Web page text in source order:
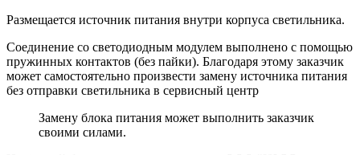
Размещается источник питания внутри корпуса светильника.
Соединение со светодиодным модулем выполнено с помощью
пружинных контактов (без пайки). Благодаря этому заказчик
может самостоятельно произвести замену источника питания
без отправки светильника в сервисный центр
Замену блока питания может выполнить заказчик
своими силами.